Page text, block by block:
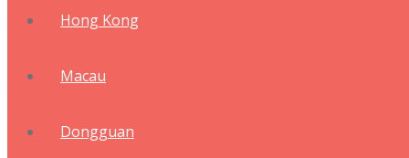
Hong Kong
Macau
Dongguan